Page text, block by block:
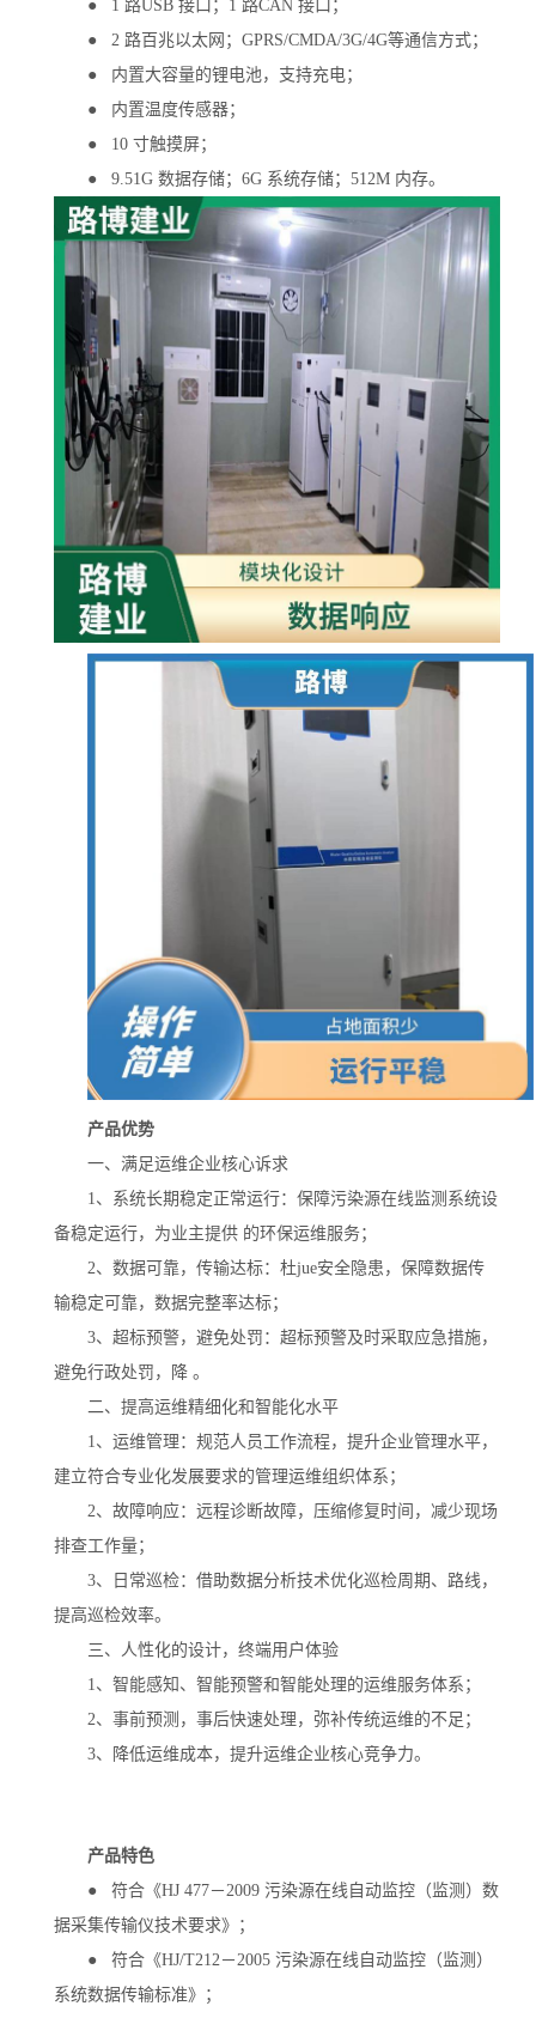
● 1 路USB 接口；1 路CAN 接口；
● 2 路百兆以太网；GPRS/CMDA/3G/4G等通信方式；
● 内置大容量的锂电池，支持充电；
● 内置温度传感器；
● 10 寸触摸屏；
● 9.51G 数据存储；6G 系统存储；512M 内存。
产品优势
一、满足运维企业核心诉求
1、系统长期稳定正常运行：保障污染源在线监测系统设
备稳定运行，为业主提供 的环保运维服务；
2、数据可靠，传输达标：杜jue安全隐患，保障数据传
输稳定可靠，数据完整率达标；
3、超标预警，避免处罚：超标预警及时采取应急措施，
避免行政处罚，降 。
二、提高运维精细化和智能化水平
1、运维管理：规范人员工作流程，提升企业管理水平，
建立符合专业化发展要求的管理运维组织体系；
2、故障响应：远程诊断故障，压缩修复时间，减少现场
排查工作量；
3、日常巡检：借助数据分析技术优化巡检周期、路线，
提高巡检效率。
三、人性化的设计，终端用户体验
1、智能感知、智能预警和智能处理的运维服务体系；
2、事前预测，事后快速处理，弥补传统运维的不足；
3、降低运维成本，提升运维企业核心竞争力。
产品特色
● 符合《HJ 477－2009 污染源在线自动监控（监测）数
据采集传输仪技术要求》；
● 符合《HJ/T212－2005 污染源在线自动监控（监测）
系统数据传输标准》；